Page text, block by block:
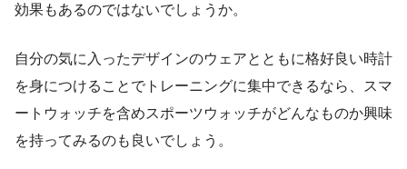
効果もあるのではないでしょうか。
自分の気に入ったデザインのウェアとともに格好良い時計
を身につけることでトレーニングに集中できるなら、スマ
ートウォッチを含めスポーツウォッチがどんなものか興味
を持ってみるのも良いでしょう。